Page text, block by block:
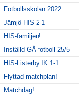
Fotbollsskolan 2022
Jämjö-HIS 2-1
HIS-familjen!
Inställd GÅ-fotboll 25/5
HIS-Listerby IK 1-1
Flyttad matchplan!
Matchdag!